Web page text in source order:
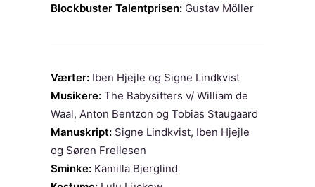
Blockbuster Talentprisen: Gustav Möller
Værter: Iben Hjejle og Signe Lindkvist
Musikere: The Babysitters v/ William de
Waal, Anton Bentzon og Tobias Staugaard
Manuskript: Signe Lindkvist, Iben Hjejle
og Søren Frellesen
Sminke: Kamilla Bjerglind